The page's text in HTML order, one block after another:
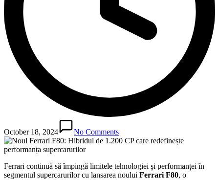
October 18, 2024 No Comments
Ferrari continuă să împingă limitele tehnologiei și performanței în
segmentul supercarurilor cu lansarea noului Ferrari F80, o